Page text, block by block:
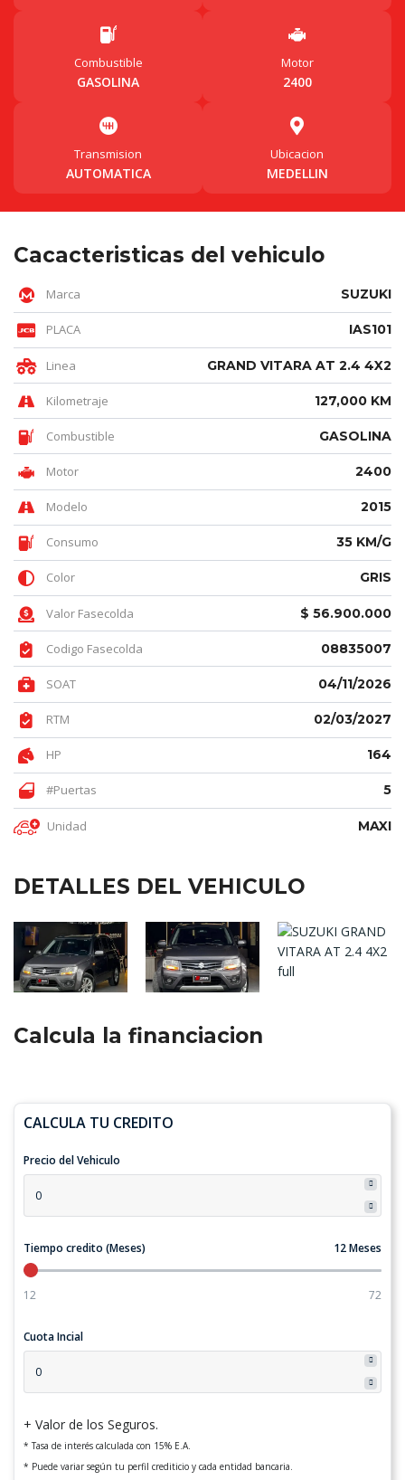
Combustible
GASOLINA
Motor
2400
Transmision
AUTOMATICA
Ubicacion
MEDELLIN
Cacacteristicas del vehiculo
Marca SUZUKI
PLACA IAS101
Linea GRAND VITARA AT 2.4 4X2
Kilometraje 127,000 KM
Combustible GASOLINA
Motor 2400
Modelo 2015
Consumo 35 KM/G
Color GRIS
Valor Fasecolda $ 56.900.000
Codigo Fasecolda 08835007
SOAT 04/11/2026
RTM 02/03/2027
HP 164
#Puertas 5
Unidad MAXI
DETALLES DEL VEHICULO
Calcula la financiacion
CALCULA TU CREDITO
Precio del Vehiculo
Tiempo credito (Meses) 12 Meses
12 72
Cuota Incial
+ Valor de los Seguros.
* Tasa de interés calculada con 15% E.A.
* Puede variar según tu perfil crediticio y cada entidad bancaria.